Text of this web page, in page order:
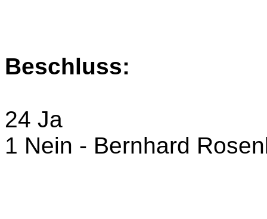
Beschluss:
24 Ja
1 Nein - Bernhard